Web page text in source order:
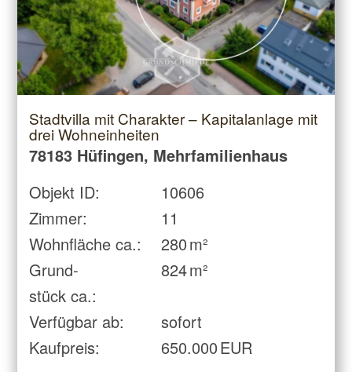
Stadtvilla mit Charakter – Kapitalanlage mit
drei Wohneinheiten
78183 Hüfingen, Mehrfamilienhaus
Objekt ID:
10606
Zimmer:
11
Wohnfläche ca.:
280 m²
Grund­
stück ca.:
824 m²
Verfügbar ab:
sofort
Kaufpreis:
650.000 EUR